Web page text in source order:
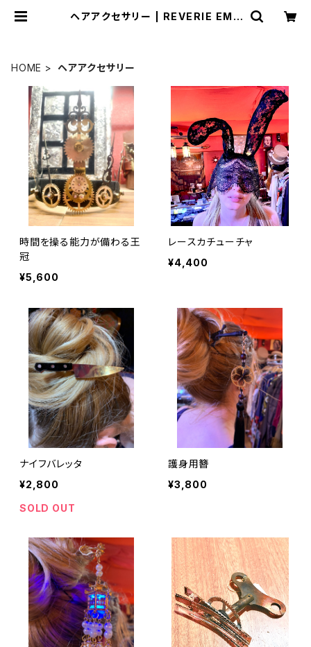
ヘアアクセサリー | REVERIE EMP
HOME ヘアアクセサリー
時間を操る能力が備わる王
冠
¥5,600
レースカチューチャ
¥4,400
ナイフバレッタ
¥2,800
SOLD OUT
護身用簪
¥3,800